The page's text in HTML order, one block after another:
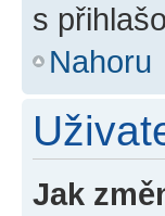
s
Nahoru
Jak